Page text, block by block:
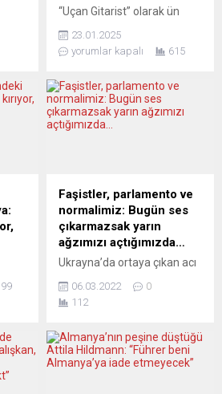
“Uçan Gitarist” olarak ün
Coşkun’un yıllar önce
başlattığı Barış Konserleri
yaşamının bir parçası haline
geldi. “Bir gün ölürsem
öldüğüm günü değil,
yaşatmak üzere Ulm
kentinde on ikinci kez yani
bir kez daha yerine...
23.01.2025
yorumlar kapalı
615
99
Faşistler, parlamento ve
normalimiz: Bugün ses
çıkarmazsak yarın
ağzımızı açtığımızda…
Ukrayna’da ortaya çıkan acı
Savaşı ardından kurulan
emperyalist hiyerarşide
Yeni güçler dünya çapında
paylaşımda söz sahibi
06.03.2022
0
112